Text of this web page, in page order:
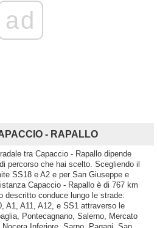
ad
- RAPALLO
tra Capaccio - Rapallo dipende
percorso che hai scelto. Scegliendo il
SS18 e A2 e per San Giuseppe e
Capaccio - Rapallo è di 767 km
descritto conduce lungo le strade:
A1, A11, A12, e SS1 attraverso le
Pontecagnano, Salerno, Mercato